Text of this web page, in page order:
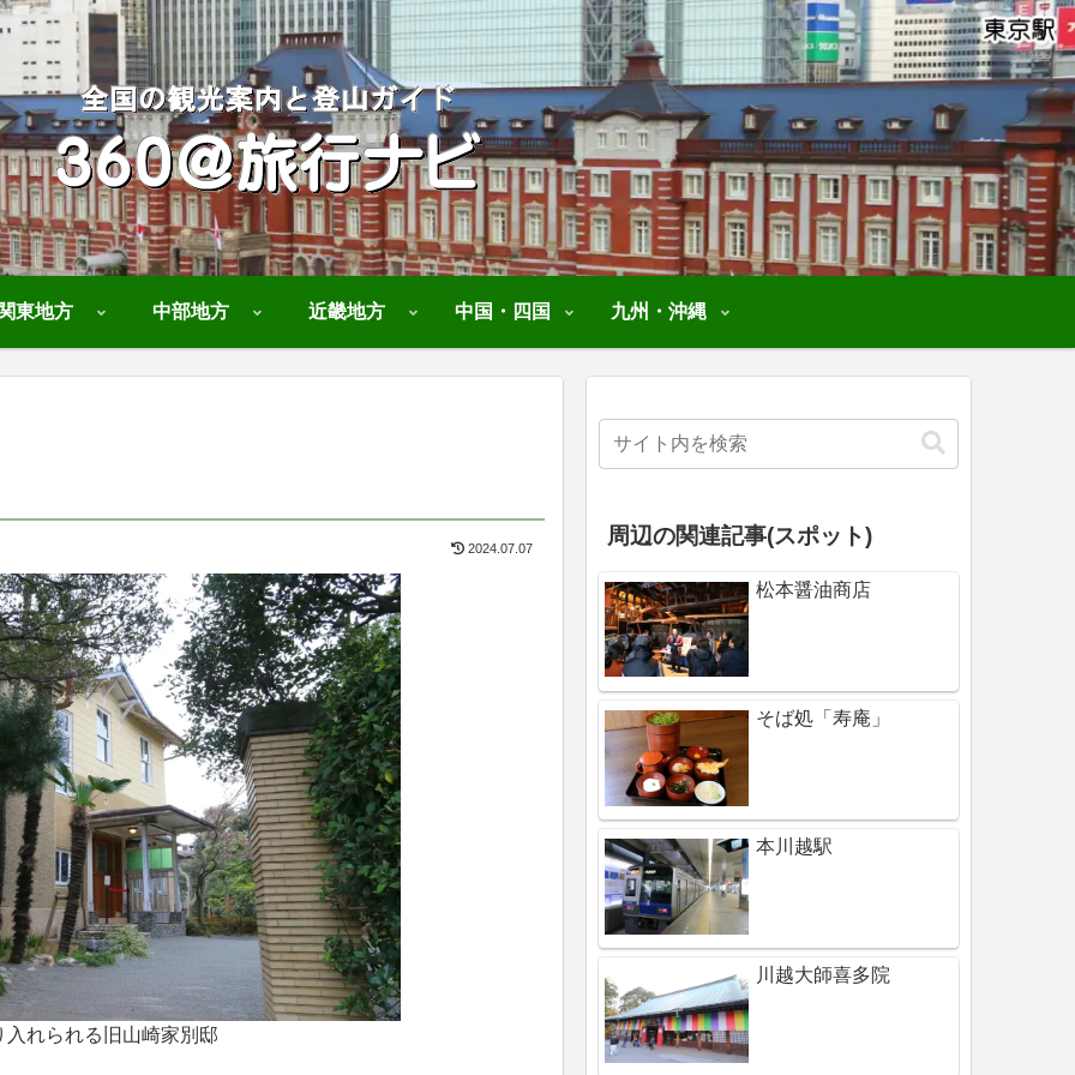
東地方 中部地方 近畿地方 中国・四国 九州・沖縄
2024.07.07
入れられる旧山崎家別邸
周辺の関連記事(スポット)
松本醤油商店
そば処「寿庵」
本川越駅
川越大師喜多院